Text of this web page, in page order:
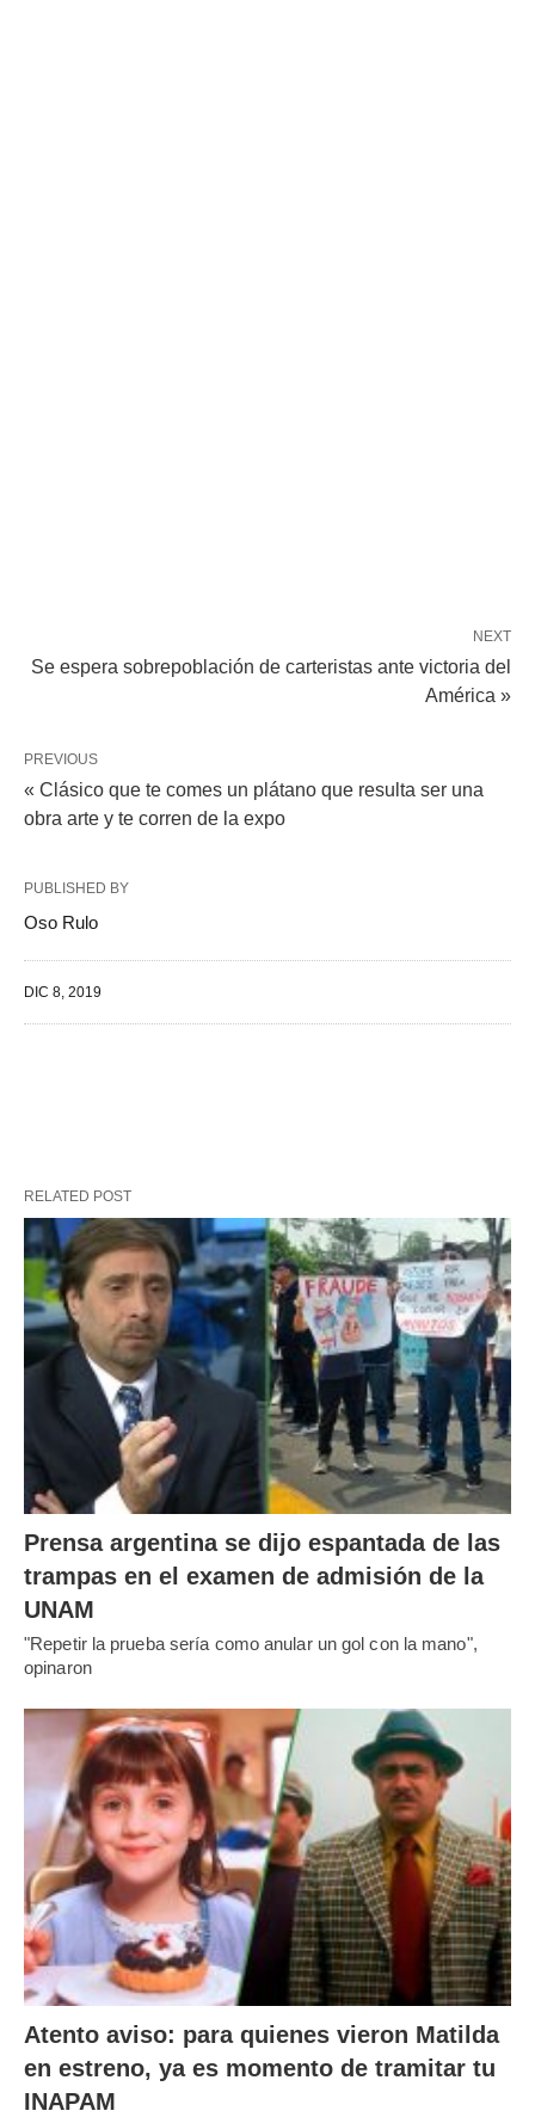
NEXT
Se espera sobrepoblación de carteristas ante victoria del
América »
PREVIOUS
« Clásico que te comes un plátano que resulta ser una
obra arte y te corren de la expo
PUBLISHED BY
Oso Rulo
DIC 8, 2019
RELATED POST
Prensa argentina se dijo espantada de las
trampas en el examen de admisión de la
UNAM
"Repetir la prueba sería como anular un gol con la mano",
opinaron
Atento aviso: para quienes vieron Matilda
en estreno, ya es momento de tramitar tu
INAPAM